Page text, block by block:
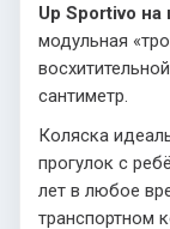
Up Sportivo на
модульная
сантиметр.
Коляска
прогулок с
лет в любое
транспортном